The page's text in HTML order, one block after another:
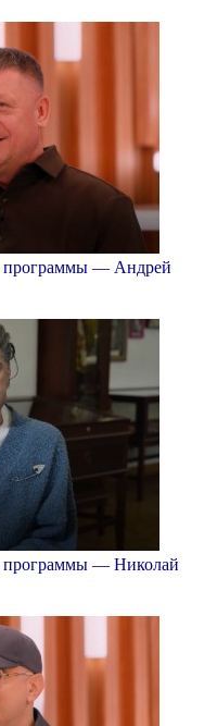
программы — Андрей
программы — Николай